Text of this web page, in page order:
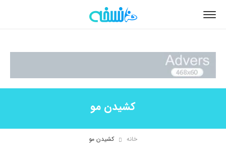
کشیدن مو
خانه کشیدن مو